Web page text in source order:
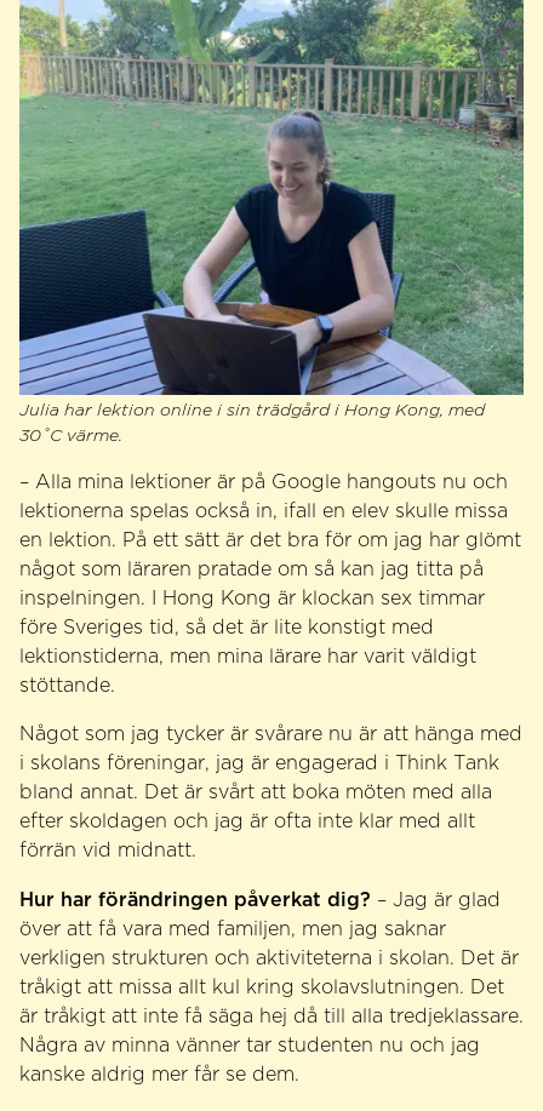
Julia har lektion online i sin trädgård i Hong Kong, med
30˚C värme.
– Alla mina lektioner är på Google hangouts nu och
lektionerna spelas också in, ifall en elev skulle missa
en lektion. På ett sätt är det bra för om jag har glömt
något som läraren pratade om så kan jag titta på
inspelningen. I Hong Kong är klockan sex timmar
före Sveriges tid, så det är lite konstigt med
lektionstiderna, men mina lärare har varit väldigt
stöttande.
Något som jag tycker är svårare nu är att hänga med
i skolans föreningar, jag är engagerad i Think Tank
bland annat. Det är svårt att boka möten med alla
efter skoldagen och jag är ofta inte klar med allt
förrän vid midnatt.
Hur har förändringen påverkat dig? – Jag är glad
över att få vara med familjen, men jag saknar
verkligen strukturen och aktiviteterna i skolan. Det är
tråkigt att missa allt kul kring skolavslutningen. Det
är tråkigt att inte få säga hej då till alla tredjeklassare.
Några av minna vänner tar studenten nu och jag
kanske aldrig mer får se dem.